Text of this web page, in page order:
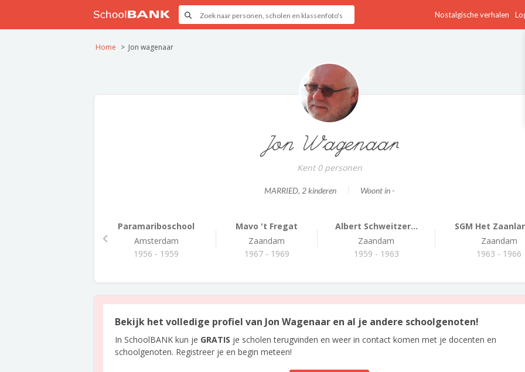
Nostalgische verhalen
Home Jon wagenaar
Jon Wagenaar
Kent 0 personen
MARRIED, 2 kinderen Woont in -
Paramariboschool
Amsterdam
1956 - 1959
Mavo 't Fregat
Zaandam
1967 - 1969
Albert Schweitzer...
Zaandam
1959 - 1963
SGM Het
Zaandam
1963 - 1966
Bekijk het volledige profiel van Jon Wagenaar en al je andere schoolgenoten!
In SchoolBANK kun je GRATIS je scholen terugvinden en weer in contact komen met je docenten en
schoolgenoten. Registreer je en begin meteen!